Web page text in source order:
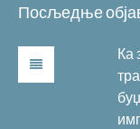
Посљедње
Ка